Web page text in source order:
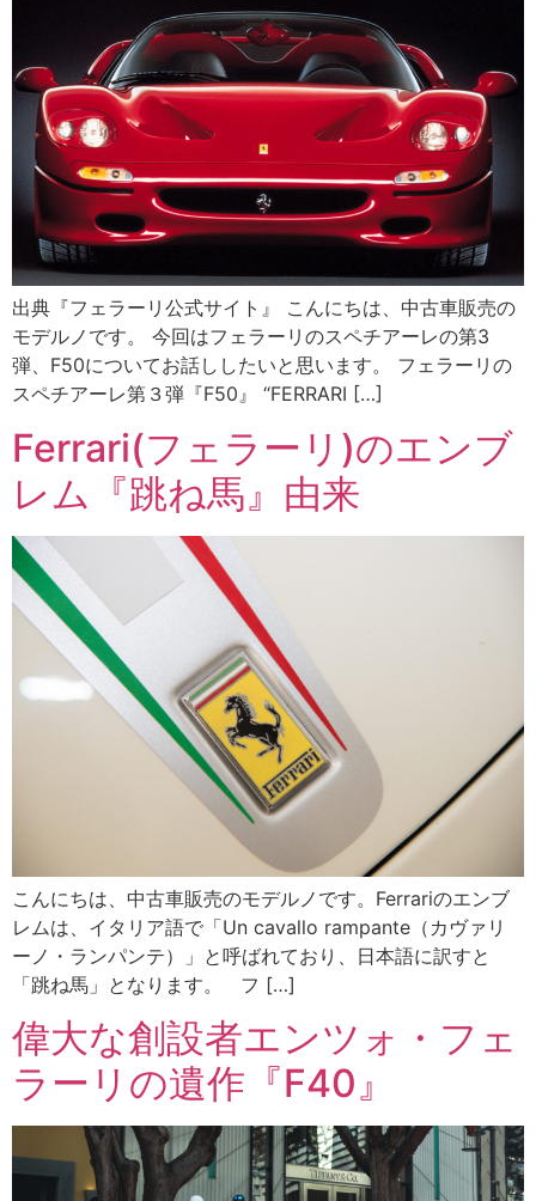
出典『フェラーリ公式サイト』 こんにちは、中古車販売の
モデルノです。 今回はフェラーリのスペチアーレの第3
弾、F50についてお話ししたいと思います。 フェラーリの
スペチアーレ第３弾『F50』 “FERRARI […]
Ferrari(フェラーリ)のエンブ
レム『跳ね馬』由来
こんにちは、中古車販売のモデルノです。Ferrariのエンブ
レムは、イタリア語で「Un cavallo rampante（カヴァリ
ーノ・ランパンテ）」と呼ばれており、日本語に訳すと
「跳ね馬」となります。 フ […]
偉大な創設者エンツォ・フェ
ラーリの遺作『F40』